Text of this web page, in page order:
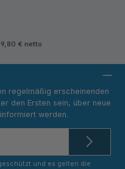
€ netto
regelmäßig erscheinenden
den Ersten sein, über neue
werden.
und es gelten die